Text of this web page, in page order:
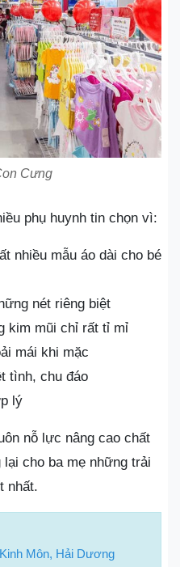
Cưng
phụ huynh tin chọn vì:
nhiều mẫu áo dài cho bé
nét riêng biệt
kim mũi chỉ rất tỉ mỉ
mái khi mặc
tình, chu đáo
lý
nỗ lực nâng cao chất
cho ba mẹ những trải
nhất.
Môn, Hải Dương